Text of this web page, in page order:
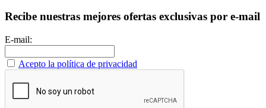
Recibe nuestras mejores ofertas exclusivas por e-mail
E-mail:
Acepto la política de privacidad